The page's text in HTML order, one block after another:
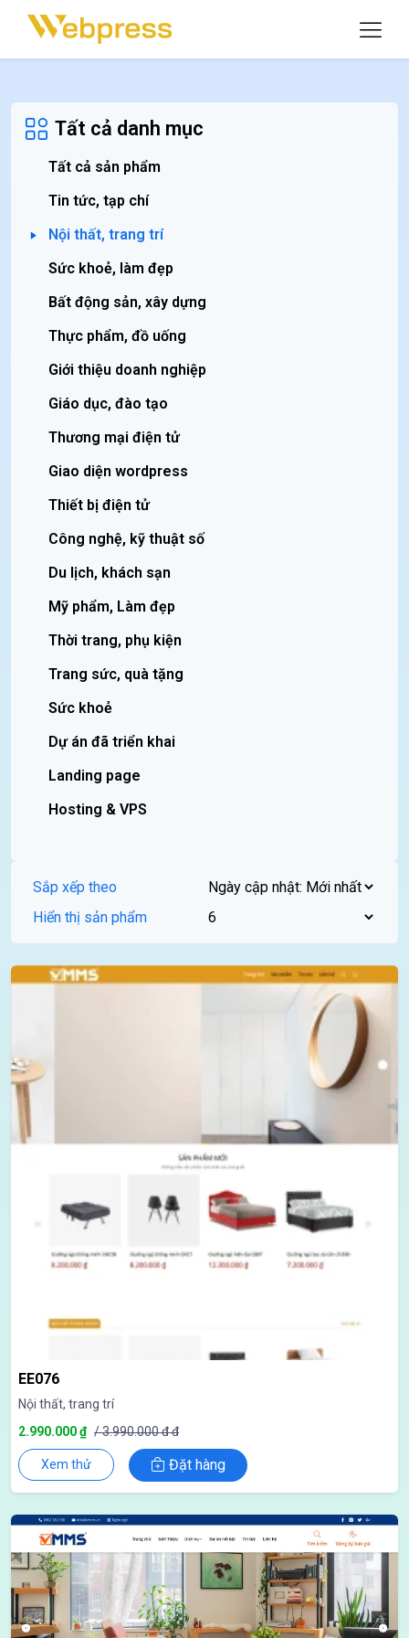
Tất cả danh mục
Tất cả sản phẩm
Tin tức, tạp chí
Nội thất, trang trí
Sức khoẻ, làm đẹp
Bất động sản, xây dựng
Thực phẩm, đồ uống
Giới thiệu doanh nghiệp
Giáo dục, đào tạo
Thương mại điện tử
Giao diện wordpress
Thiết bị điện tử
Công nghệ, kỹ thuật số
Du lịch, khách sạn
Mỹ phẩm, Làm đẹp
Thời trang, phụ kiện
Trang sức, quà tặng
Sức khoẻ
Dự án đã triển khai
Landing page
Hosting & VPS
Sắp xếp theo
Hiển thị sản phẩm
EE076
Nội thất, trang trí
2.990.000 ₫ / 3.990.000 đ đ
Xem thử Đặt hàng